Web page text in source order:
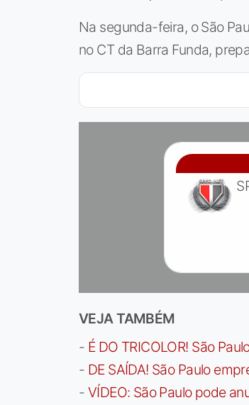
Na segunda-feira, o São
no CT da Barra Funda,
VEJA TAMBÉM
- É DO TRICOLOR! São
- DE SAÍDA! São Paulo
- VÍDEO: São Paulo pode